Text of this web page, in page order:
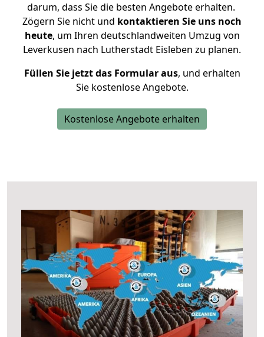
darum, dass Sie die besten Angebote erhalten.
Zögern Sie nicht und kontaktieren Sie uns noch
heute, um Ihren deutschlandweiten Umzug von
Leverkusen nach Lutherstadt Eisleben zu planen.
Füllen Sie jetzt das Formular aus, und erhalten
Sie kostenlose Angebote.
Kostenlose Angebote erhalten